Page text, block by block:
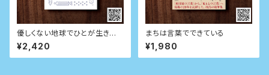
優しくない地球でひとが生きの
びるための80の処方箋
¥2,420
まちは言葉でできている
¥1,980